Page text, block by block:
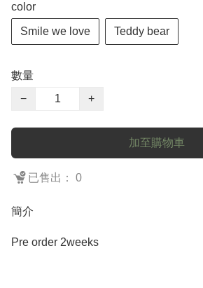
color
Smile we love Teddy bear
數量
−
+
加至購物車
已售出： 0
簡介
Pre order 2weeks